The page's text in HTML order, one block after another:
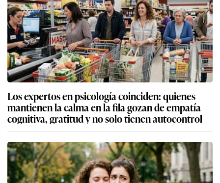
Los expertos en psicología coinciden: quienes
mantienen la calma en la fila gozan de empatía
cognitiva, gratitud y no solo tienen autocontrol